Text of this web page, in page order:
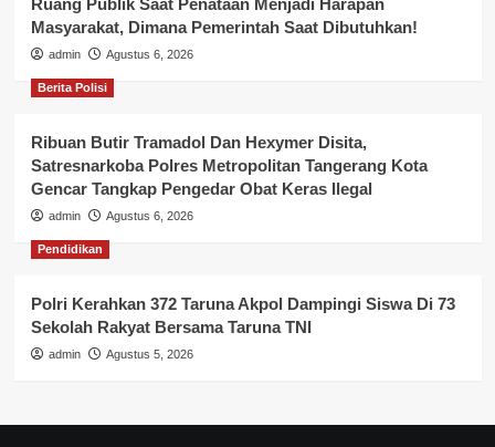
Ruang Publik Saat Penataan Menjadi Harapan
Masyarakat, Dimana Pemerintah Saat Dibutuhkan!
admin Agustus 6, 2026
Berita Polisi
Ribuan Butir Tramadol Dan Hexymer Disita,
Satresnarkoba Polres Metropolitan Tangerang Kota
Gencar Tangkap Pengedar Obat Keras Ilegal
admin Agustus 6, 2026
Pendidikan
Polri Kerahkan 372 Taruna Akpol Dampingi Siswa Di 73
Sekolah Rakyat Bersama Taruna TNI
admin Agustus 5, 2026